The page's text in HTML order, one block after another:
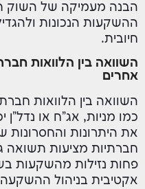
הבנה מעמיקה של השוק
ההשקעות הנכונות
חיובית.
השוואה בין הלוואות
אחרים
השוואה בין הלוואות
כמו מניות, אג"ח או נדל"ן
את היתרונות והחסרונות
חברתיות מציעות תשואה
פחות נזילות מהשקעות
אקטיבית בניהול